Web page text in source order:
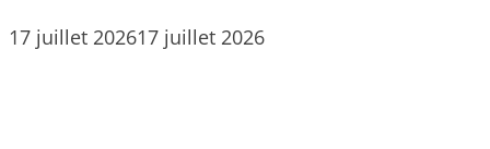
17 juillet 202617 juillet 2026